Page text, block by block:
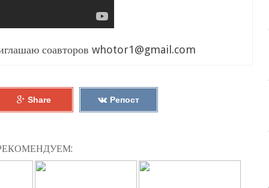
соавторов whotor1@gmail.com
Share Репост